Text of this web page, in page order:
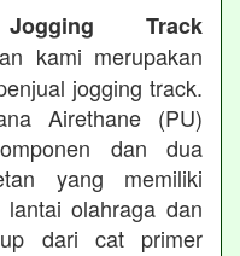
Track
kami merupakan
jogging track.
Airethane (PU)
dan dua
yang memiliki
olahraga dan
dari cat primer